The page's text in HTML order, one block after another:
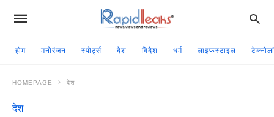
होम मनोरंजन स्पोर्ट्स देश विदेश धर्म लाइफस्टाइल
HOMEPAGE देश
देश